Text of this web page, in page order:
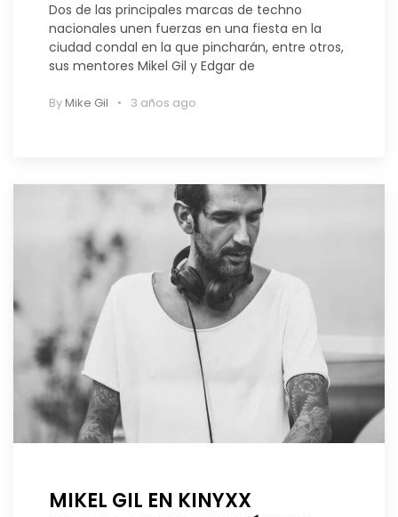
Dos de las principales marcas de techno
nacionales unen fuerzas en una fiesta en la
ciudad condal en la que pincharán, entre otros,
sus mentores Mikel Gil y Edgar de
ByMike Gil 3 años ago
MIKEL GIL EN KINYXX